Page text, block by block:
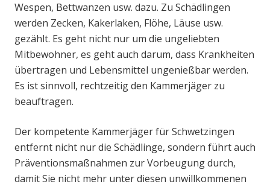
Wespen, Bettwanzen usw. dazu. Zu Schädlingen
werden Zecken, Kakerlaken, Flöhe, Läuse usw.
gezählt. Es geht nicht nur um die ungeliebten
Mitbewohner, es geht auch darum, dass Krankheiten
übertragen und Lebensmittel ungenießbar werden.
Es ist sinnvoll, rechtzeitig den Kammerjäger zu
beauftragen.
Der kompetente Kammerjäger für Schwetzingen
entfernt nicht nur die Schädlinge, sondern führt auch
Präventionsmaßnahmen zur Vorbeugung durch,
damit Sie nicht mehr unter diesen unwillkommenen